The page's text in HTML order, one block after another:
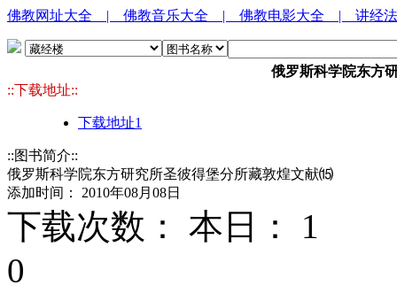
佛教网址大全 | 佛教音乐大全 | 佛教电影大全 | 讲经
俄罗斯科学院东方
::下载地址::
下载地址1
::图书简介::
俄罗斯科学院东方研究所圣彼得堡分所藏敦煌文献⒂
添加时间： 2010年08月08日
下载次数： 本日： 1
0